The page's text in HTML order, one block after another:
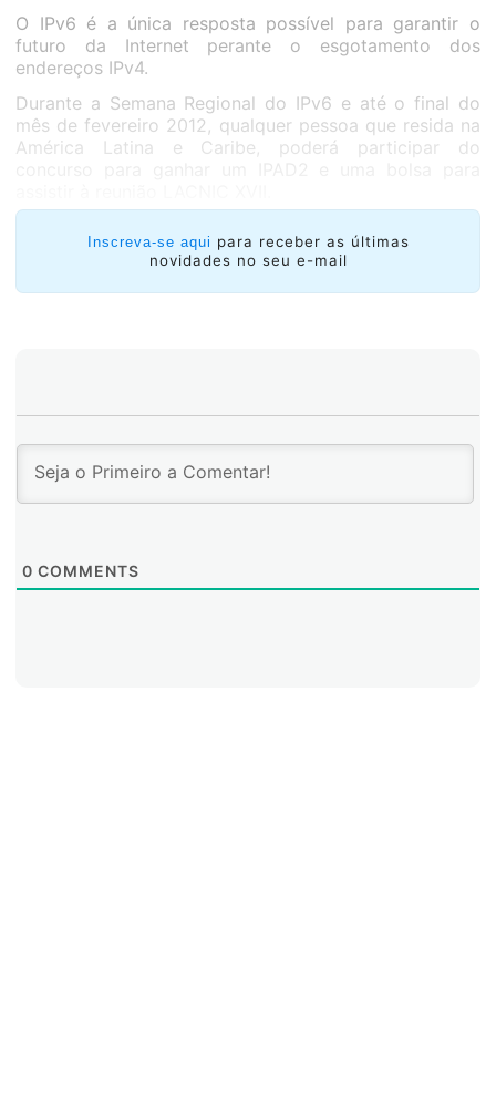
O IPv6 é a única resposta possível para garantir o
futuro da Internet perante o esgotamento dos
endereços IPv4.
Durante a Semana Regional do IPv6 e até o final do
mês de fevereiro 2012, qualquer pessoa que resida na
América Latina e Caribe, poderá participar do
Inscreva-se aqui para receber as últimas
novidades no seu e-mail
0 COMMENTS